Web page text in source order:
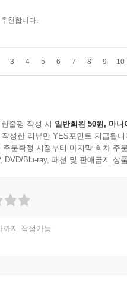
천합니다.
3 4 5 6 7 8 9 10
줄평 작성 시 일반회원 50원, 마니
성한 리뷰만 YES포인트 지급됩니
주문확정 시점부터 마지막 회차 주
DVD/Blu-ray, 패션 및 판매금지 상
까지 작성가능